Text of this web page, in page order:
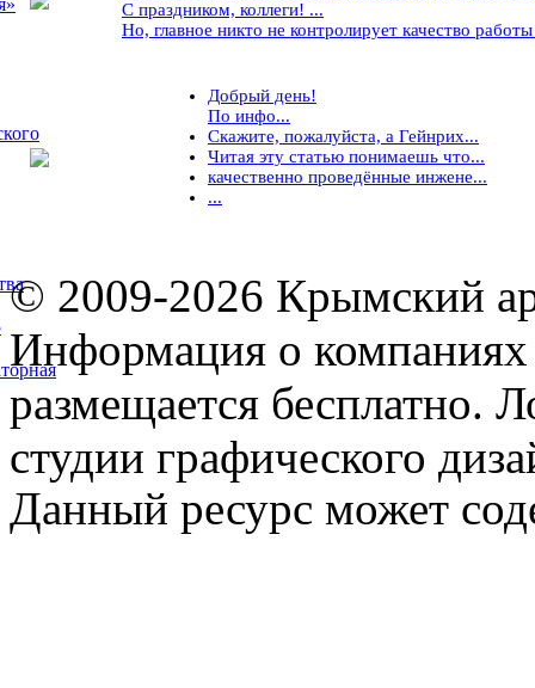
С праздником, коллеги! ...
Но, главное никто не контролирует качество
Добрый день!
По инфо...
Скажите, пожалуйста, а Гейнрих...
Читая эту статью понимаешь что...
качественно проведённые инжене...
...
© 2009-2026 Крымский
Информация о компаниях
размещается бесплатно.
студии графического
Данный ресурс может